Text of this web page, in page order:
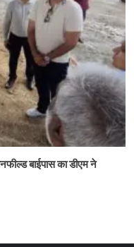
बाईपास का डीएम ने